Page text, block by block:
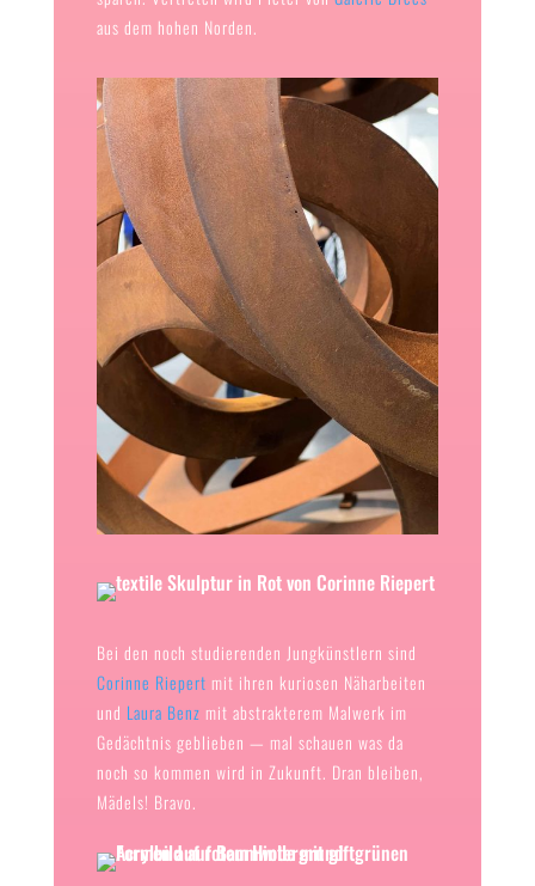
aus dem hohen Norden.
Bei den noch studierenden Jungkünstlern sind
Corinne Riepert mit ihren kuriosen Näharbeiten
und Laura Benz mit abstrakterem Malwerk im
Gedächtnis geblieben — mal schauen was da
noch so kommen wird in Zukunft. Dran bleiben,
Mädels! Bravo.